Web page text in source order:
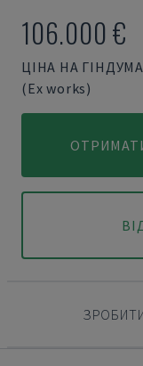
106.000 €
ЦІНА НА
(Ex works)